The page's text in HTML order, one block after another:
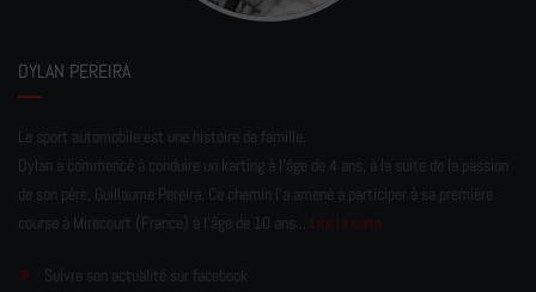
DYLAN PEREIRA
Le sport automobile est une histoire de famille.
Dylan a commencé à conduire un karting à l’âge de 4 ans, à la suite de la passion
de son père, Guillaume Pereira. Ce chemin l'a amené à participer à sa première
course à Mirecourt (France) à l'âge de 10 ans... Lire la suite
Suivre son actualité sur facebook